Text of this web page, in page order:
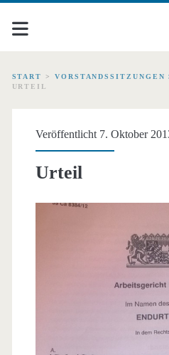
START >
URTEIL
Veröffentlicht 7. Oktober
Urteil